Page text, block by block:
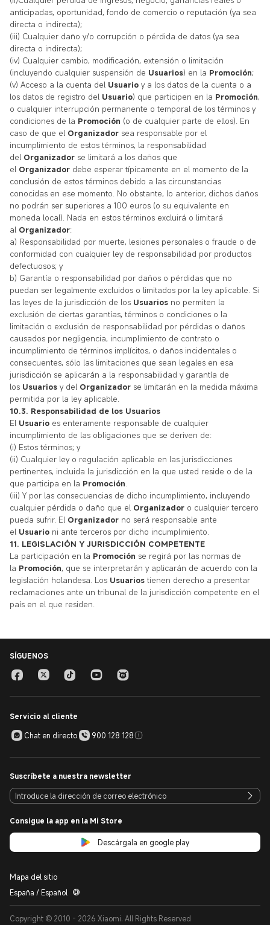
anticipadas, oportunidad, fondo de comercio o reputación (ya sea
directa o indirecta);
(iii) Cualquier daño y/o corrupción o pérdida de datos (ya sea
directa o indirecta);
(iv) Cualquier cambio, modificación, extensión o limitación
(incluyendo cualquier suspensión de Usuarios) en la Promoción;
(v) Acceso a la cuenta del Usuario y a los datos de la cuenta o a
los datos de registro del Usuario) que participen en la Promoción,
o cualquier interrupción permanente o temporal de los términos y
condiciones de la Promoción (o de cualquier parte de ellos). En
caso de que el Organizador sea responsable por el
incumplimiento de estos términos, la responsabilidad
del Organizador se limitará a los daños que
el Organizador debe esperar típicamente en el momento de la
conclusión de estos términos debido a las circunstancias
conocidas en ese momento. No obstante, lo anterior, dichos daños
no podrán ser superiores a 100 euros (o su equivalente en
moneda local). Nada en estos términos excluirá o limitará
al Organizador:
a) Responsabilidad por muerte, lesiones personales o fraude o de
conformidad con cualquier ley de responsabilidad por productos
defectuosos; y
b) Garantía o responsabilidad por daños o pérdidas que no
puedan ser legalmente excluidos o limitados por la ley aplicable. Si
las leyes de la jurisdicción de los Usuarios no permiten la
exclusión de ciertas garantías, términos o condiciones o la
limitación o exclusión de responsabilidad por pérdidas o daños
causados por negligencia, incumplimiento de contrato o
incumplimiento de términos implícitos, o daños incidentales o
consecuentes, sólo las limitaciones que sean legales en esa
jurisdicción se aplicarán a la responsabilidad y garantía de
los Usuarios y del Organizador se limitarán en la medida máxima
permitida por la ley aplicable.
10.3. Responsabilidad de los Usuarios
El Usuario es enteramente responsable de cualquier
incumplimiento de las obligaciones que se deriven de:
(i) Estos términos; y
(ii) Cualquier ley o regulación aplicable en las jurisdicciones
pertinentes, incluida la jurisdicción en la que usted reside o de la
que participa en la Promoción.
(iii) Y por las consecuencias de dicho incumplimiento, incluyendo
cualquier pérdida o daño que el Organizador o cualquier tercero
pueda sufrir. El Organizador no será responsable ante
el Usuario ni ante terceros por dicho incumplimiento.
11. LEGISLACIÓN Y JURISDICCIÓN COMPETENTE
La participación en la Promoción se regirá por las normas de
la Promoción, que se interpretarán y aplicarán de acuerdo con la
legislación holandesa. Los Usuarios tienen derecho a presentar
reclamaciones ante un tribunal de la jurisdicción competente en el
país en el que residen.
SÍGUENOS
Servicio al cliente
Chat en directo
900 128 128
Suscríbete a nuestra newsletter
Consigue la app en la Mi Store
Descárgala en google play
Mapa del sitio
España / Español
Copyright © 2010 - 2026 Xiaomi. All Rights Reserved